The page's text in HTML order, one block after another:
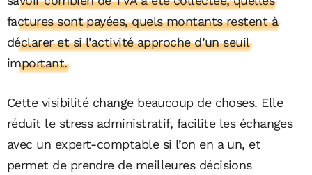
factures sont payées, quels montants restent à
déclarer et si l’activité approche d’un seuil
important.
Cette visibilité change beaucoup de choses. Elle
réduit le stress administratif, facilite les échanges
avec un expert-comptable si l’on en a un, et
permet de prendre de meilleures décisions